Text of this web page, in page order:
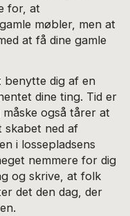
for, at
møbler, men at
at få dine gamle
benytte dig af en
dine ting. Tid er
også tårer at
skabet ned af
i lossepladsens
nemmere for dig
og skrive, at folk
det den dag, der